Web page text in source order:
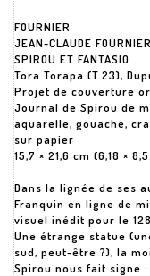
FOURNIER
JEAN-CLAUDE FOURNIER
SPIROU ET FANTASIO
Tora Torapa (T.23),
Projet de couverture
Journal de Spirou de
aquarelle, gouache,
sur papier
15,7 × 21,6 cm (6,18 ×
Dans la lignée de ses
Franquin en ligne de
visuel inédit pour le
Une étrange statue
sud, peut-être ?), la
Spirou nous fait signe